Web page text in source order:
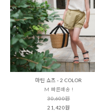
마틴 쇼츠 - 2 COLOR
M 빠른배송 !
30,600원
21,420원